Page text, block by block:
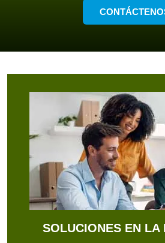
SOLUCIONES EN LA